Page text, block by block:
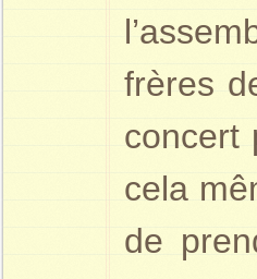
frères
concert
cela
de